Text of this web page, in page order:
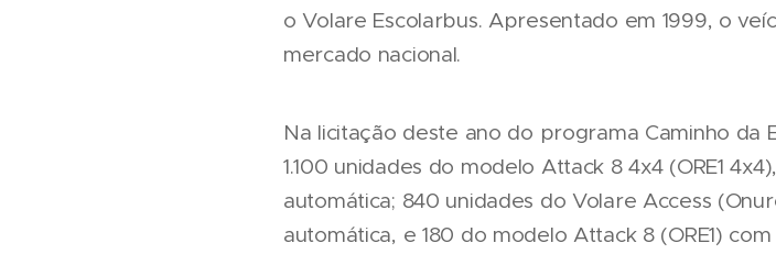
o Volare Escolarbus. Apresentado em 1999, o
mercado nacional.
Na licitação deste ano do programa Caminho da
1.100 unidades do modelo Attack 8 4x4 (ORE1
automática; 840 unidades do Volare Access
automática, e 180 do modelo Attack 8 (ORE1)